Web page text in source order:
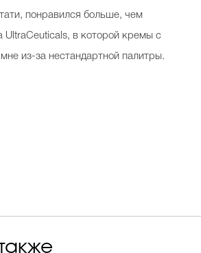
понравился больше, чем
UltraCeuticals, в которой кремы с
из-за нестандартной палитры.